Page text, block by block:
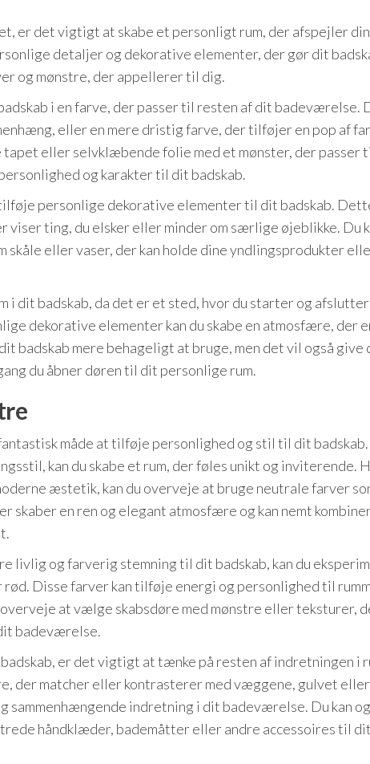
er det vigtigt at skabe et personligt rum, der afspejler
detaljer og dekorative elementer, der gør dit
og mønstre, der appellerer til dig.
i en farve, der passer til resten af dit badeværelse.
eller en mere dristig farve, der tilføjer en pop af
eller selvklæbende folie med et mønster, der passer
og karakter til dit badskab.
personlige dekorative elementer til dit badskab.
ting, du elsker eller minder om særlige øjeblikke. Du
skåle eller vaser, der kan holde dine yndlingsprodukter
dit badskab, da det er et sted, hvor du starter og afslutter
dekorative elementer kan du skabe en atmosfære, der
badskab mere behageligt at bruge, men det vil også give
du åbner døren til dit personlige rum.
måde at tilføje personlighed og stil til dit badskab.
kan du skabe et rum, der føles unikt og inviterende.
æstetik, kan du overveje at bruge neutrale farver
skaber en ren og elegant atmosfære og kan nemt
livlig og farverig stemning til dit badskab, kan du
Disse farver kan tilføje energi og personlighed til
at vælge skabsdøre med mønstre eller teksturer,
badeværelse.
er det vigtigt at tænke på resten af indretningen i
der matcher eller kontrasterer med væggene, gulvet
sammenhængende indretning i dit badeværelse. Du kan
håndklæder, bademåtter eller andre accessoires til dit